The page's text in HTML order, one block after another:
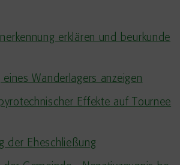
erklären und beurkunde
Wanderlagers anzeigen
Effekte auf Tournee
der Eheschließung